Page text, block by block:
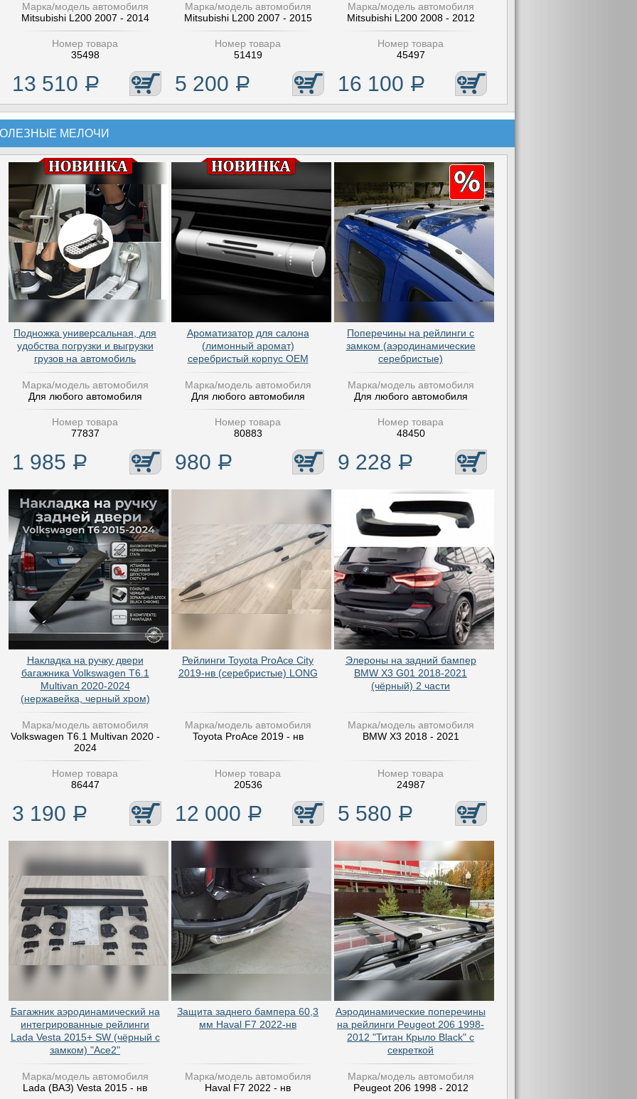
Марка/модель автомобиля
Mitsubishi L200 2007 - 2014
Номер товара
35498
13 510 Р
Марка/модель автомобиля
Mitsubishi L200 2007 - 2015
Номер товара
51419
5 200 Р
Марка/модель автомобиля
Mitsubishi L200 2008 - 2012
Номер товара
45497
16 100 Р
МЕЛОЧИ
Подножка универсальная, для
удобства погрузки и выгрузки
грузов на автомобиль
Марка/модель автомобиля
Для любого автомобиля
Номер товара
77837
1 985 Р
Ароматизатор для салона
(лимонный аромат)
серебристый корпус OEM
Марка/модель автомобиля
Для любого автомобиля
Номер товара
80883
980 Р
Поперечины на рейлинги с
замком (аэродинамические
серебристые)
Марка/модель автомобиля
Для любого автомобиля
Номер товара
48450
9 228 Р
Накладка на ручку двери
багажника Volkswagen T6.1
Multivan 2020-2024
(нержавейка, черный хром)
Марка/модель автомобиля
Volkswagen T6.1 Multivan 2020 -
2024
Номер товара
86447
3 190 Р
Рейлинги Toyota ProAce City
2019-нв (серебристые) LONG
Марка/модель автомобиля
Toyota ProAce 2019 - нв
Номер товара
20536
12 000 Р
Элероны на задний бампер
BMW X3 G01 2018-2021
(чёрный) 2 части
Марка/модель автомобиля
BMW X3 2018 - 2021
Номер товара
24987
5 580 Р
Багажник аэродинамический на
интегрированные рейлинги
Lada Vesta 2015+ SW (чёрный с
замком) "Ace2"
Марка/модель автомобиля
Lada (ВАЗ) Vesta 2015 - нв
Защита заднего бампера 60,3
мм Haval F7 2022-нв
Марка/модель автомобиля
Haval F7 2022 - нв
Аэродинамические поперечины
на рейлинги Peugeot 206 1998-
2012 "Титан Крыло Black" с
секреткой
Марка/модель автомобиля
Peugeot 206 1998 - 2012